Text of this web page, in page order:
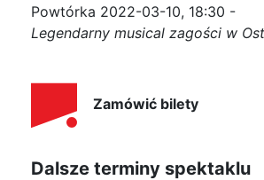
Powtórka 2022-03-10, 18:30 -
Legendarny musical zagości w
Zamówić bilety
Dalsze terminy spektaklu